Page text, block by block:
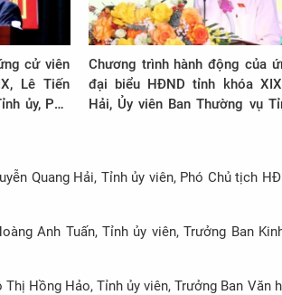
cử viên
Lê Tiến
ủy, Phó
Chương trình hành động của
đại biểu HĐND tỉnh khóa
Hải, Ủy viên Ban Thường vụ
Quang Hải, Tỉnh ủy viên, Phó Chủ tịch
Anh Tuấn, Tỉnh ủy viên, Trưởng Ban
Hồng Hảo, Tỉnh ủy viên, Trưởng Ban Văn